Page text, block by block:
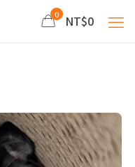
0 NT$0